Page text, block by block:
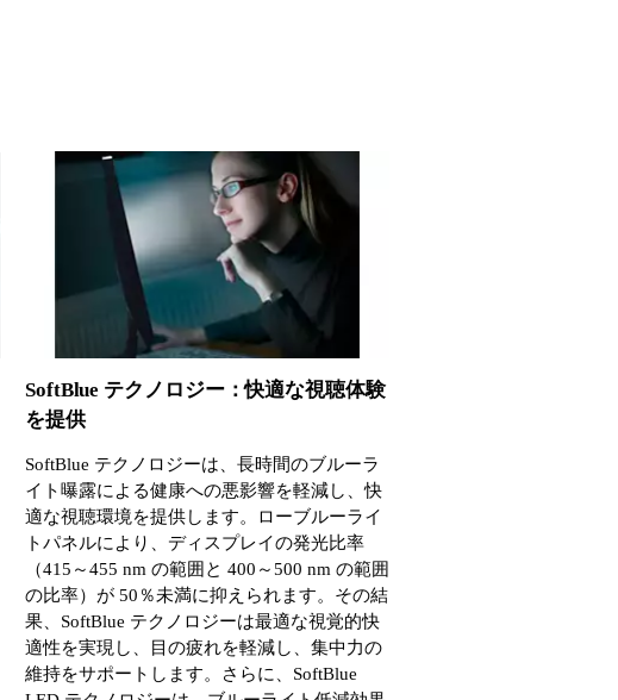
SoftBlue テクノロジー：快適な視聴体験
を提供
SoftBlue テクノロジーは、長時間のブルーラ
イト曝露による健康への悪影響を軽減し、快
適な視聴環境を提供します。ローブルーライ
トパネルにより、ディスプレイの発光比率
（415～455 nm の範囲と 400～500 nm の範囲
の比率）が 50％未満に抑えられます。その結
果、SoftBlue テクノロジーは最適な視覚的快
適性を実現し、目の疲れを軽減し、集中力の
維持をサポートします。さらに、SoftBlue